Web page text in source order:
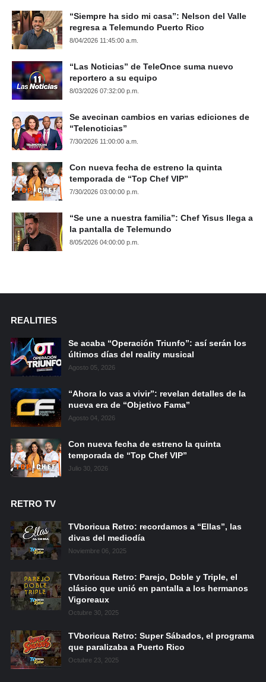
“Siempre ha sido mi casa”: Nelson del Valle
regresa a Telemundo Puerto Rico
8/04/2026 11:45:00 a.m.
“Las Noticias” de TeleOnce suma nuevo
reportero a su equipo
8/03/2026 07:32:00 p.m.
Se avecinan cambios en varias ediciones de
“Telenoticias”
7/30/2026 11:00:00 a.m.
Con nueva fecha de estreno la quinta
temporada de “Top Chef VIP”
7/30/2026 03:00:00 p.m.
“Se une a nuestra familia”: Chef Yisus llega a
la pantalla de Telemundo
8/05/2026 04:00:00 p.m.
REALITIES
Se acaba “Operación Triunfo”: así serán los
últimos días del reality musical
Agosto 05, 2026
“Ahora lo vas a vivir”: revelan detalles de la
nueva era de “Objetivo Fama”
Agosto 04, 2026
Con nueva fecha de estreno la quinta
temporada de “Top Chef VIP”
Julio 30, 2026
RETRO TV
TVboricua Retro: recordamos a “Ellas”, las
divas del mediodía
Noviembre 06, 2025
TVboricua Retro: Parejo, Doble y Triple, el
clásico que unió en pantalla a los hermanos
Vigoreaux
Octubre 30, 2025
TVboricua Retro: Super Sábados, el programa
que paralizaba a Puerto Rico
Octubre 23, 2025